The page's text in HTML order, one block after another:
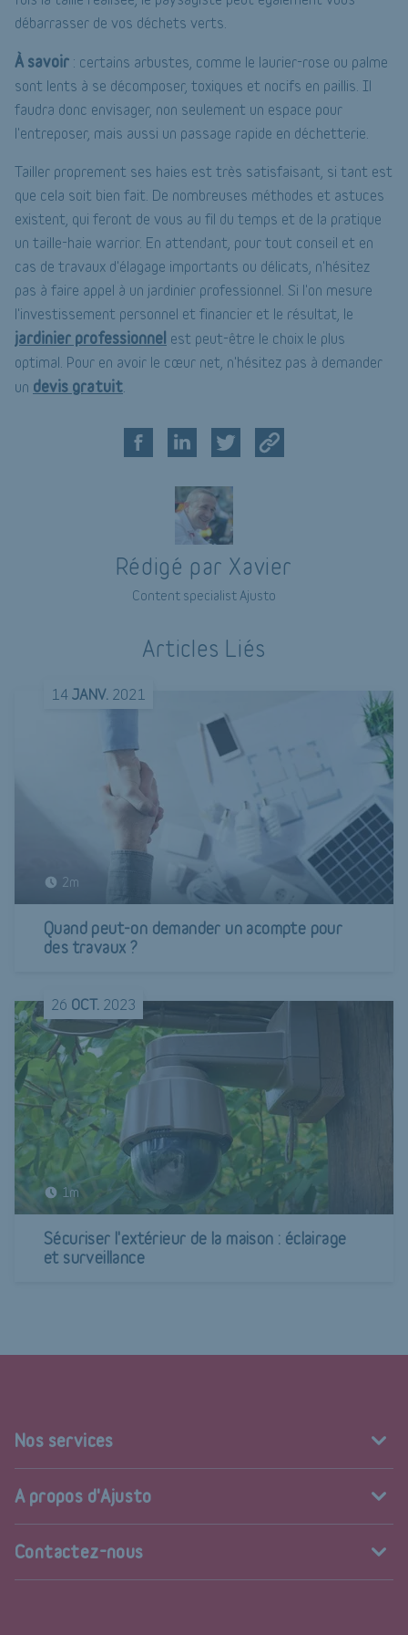
débarrasser de vos déchets verts.
À savoir : certains arbustes, comme le laurier-rose ou palme
sont lents à se décomposer, toxiques et nocifs en paillis. Il
faudra donc envisager, non seulement un espace pour
l'entreposer, mais aussi un passage rapide en déchetterie.
Tailler proprement ses haies est très satisfaisant, si tant est
que cela soit bien fait. De nombreuses méthodes et astuces
existent, qui feront de vous au fil du temps et de la pratique
un taille-haie warrior. En attendant, pour tout conseil et en
cas de travaux d'élagage importants ou délicats, n'hésitez
pas à faire appel à un jardinier professionnel. Si l'on mesure
l'investissement personnel et financier et le résultat, le
jardinier professionnel est peut-être le choix le plus
optimal. Pour en avoir le cœur net, n'hésitez pas à demander
un devis gratuit
Rédigé par Xavier
Content specialist Ajusto
Articles Liés
14 JANV. 2021
2m
Quand peut-on demander un acompte pour
des travaux ?
26 OCT. 2023
1m
Sécuriser l'extérieur de la maison : éclairage
et surveillance
Nos services
A propos d'Ajusto
Contactez-nous